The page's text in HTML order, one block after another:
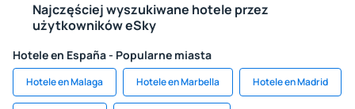
Najczęściej wyszukiwane hotele przez
użytkowników eSky
Hotele en España - Popularne miasta
Hotele en Malaga Hotele en Marbella Hotele en Madrid